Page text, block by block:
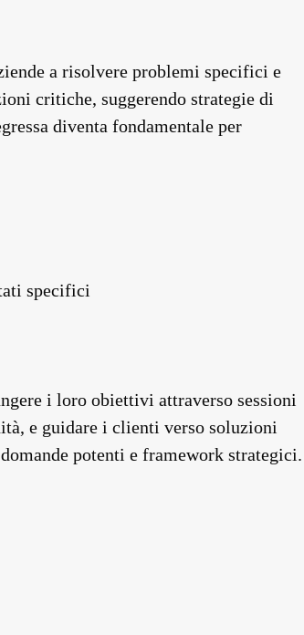
a risolvere problemi specifici e
critiche, suggerendo strategie di
diventa fondamentale per
specifici
i loro obiettivi attraverso sessioni
e guidare i clienti verso soluzioni
potenti e framework strategici.